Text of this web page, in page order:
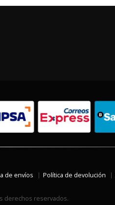
de envíos Política de devolución
derechos reservados.